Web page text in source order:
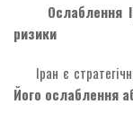
Ослаблення
ризики
Іран є
Його ослаблення